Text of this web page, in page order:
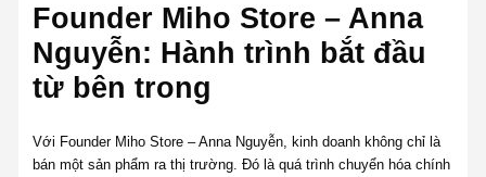
Founder Miho Store – Anna
Nguyễn: Hành trình bắt đầu
từ bên trong
Với Founder Miho Store – Anna Nguyễn, kinh doanh không chỉ là
bán một sản phẩm ra thị trường. Đó là quá trình chuyển hóa chính